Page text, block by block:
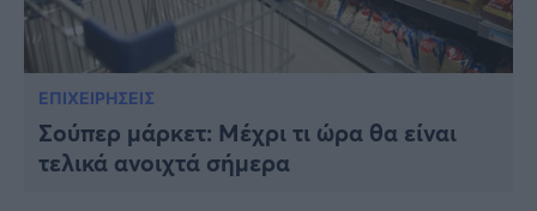
ΕΠΙΧΕΙΡΗΣΕΙΣ
Σούπερ μάρκετ: Μέχρι τι ώρα θα είναι
τελικά ανοιχτά σήμερα